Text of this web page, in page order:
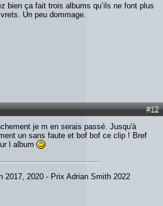
bien ça fait trois albums qu’ils ne font plus
Un peu dommage.
#12
je m en serais passé. Jusqu'à
un sans faute et bof bof ce clip ! Bref
l album
2017, 2020 - Prix Adrian Smith 2022